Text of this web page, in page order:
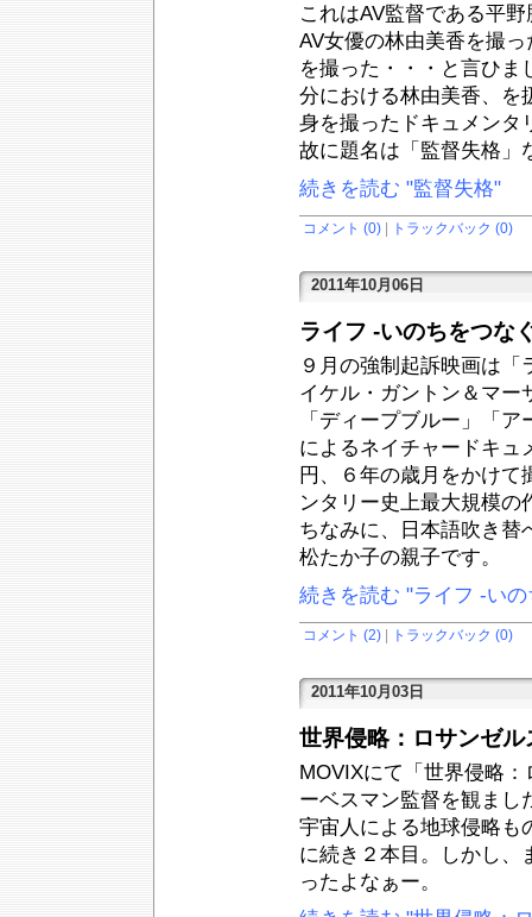
これはAV監督である平
AV女優の林由美香を撮
を撮った・・・と言ひま
分における林由美香、を
身を撮ったドキュメンタ
故に題名は「監督失格」
続きを読む "監督失格"
コメント (0) トラックバック (0)
2011年10月06日
ライフ -いのちをつな
９月の強制起訴映画は
イケル・ガントン＆マー
「ディープブルー」「
によるネイチャードキュ
円、６年の歳月をかけ
ンタリー史上最大規模の
ちなみに、日本語吹き替
松たか子の親子です。
続きを読む "ライフ -い
コメント (2) トラックバック (0)
2011年10月03日
世界侵略：ロサンゼル
MOVIXにて「世界侵略
ーベスマン監督を観まし
宇宙人による地球侵略も
に続き２本目。しかし、
ったよなぁー。